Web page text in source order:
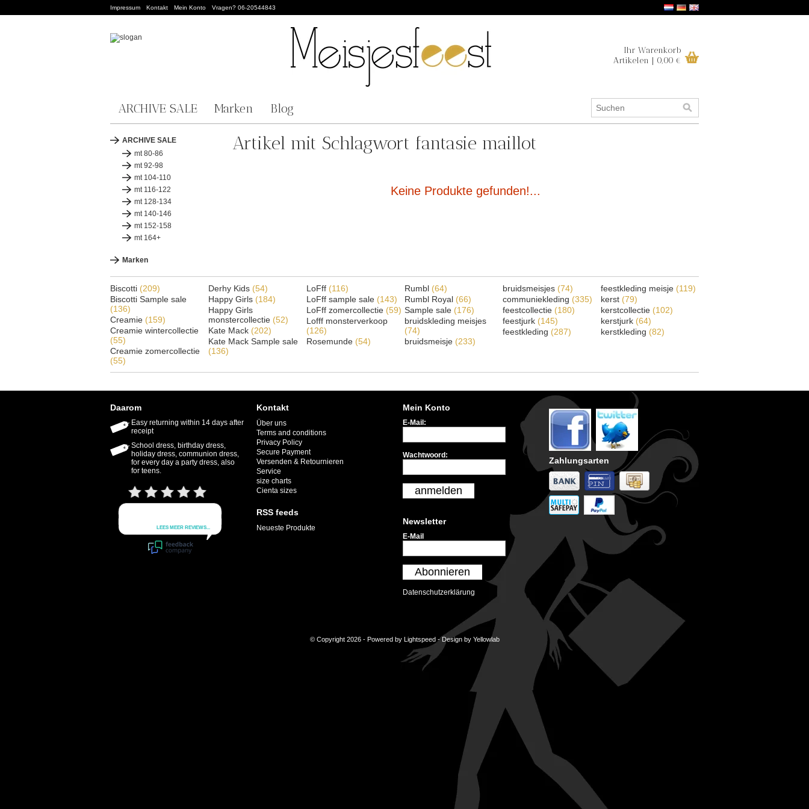
Impressum Kontakt Mein Konto Vragen? 06-20544843
Ihr Warenkorb
Artikelen | 0,00 €
ARCHIVE SALE Marken Blog
ARCHIVE SALE
mt 80-86
mt 92-98
mt 104-110
mt 116-122
mt 128-134
mt 140-146
mt 152-158
mt 164+
Marken
Artikel mit Schlagwort fantasie maillot
Keine Produkte gefunden!...
Biscotti (209)
Biscotti Sample sale
(136)
Creamie (159)
Creamie wintercollectie
(55)
Creamie zomercollectie
(55)
Derhy Kids (54)
Happy Girls (184)
Happy Girls
monstercollectie (52)
Kate Mack (202)
Kate Mack Sample sale
(136)
LoFff (116)
LoFff sample sale (143)
LoFff zomercollectie (59)
Lofff monsterverkoop
(126)
Rosemunde (54)
Rumbl (64)
Rumbl Royal (66)
Sample sale (176)
bruidskleding meisjes
(74)
bruidsmeisje (233)
bruidsmeisjes (74)
communiekleding (335)
feestcollectie (180)
feestjurk (145)
feestkleding (287)
feestkleding meisje (119)
kerst (79)
kerstcollectie (102)
kerstjurk (64)
kerstkleding (82)
Daarom
Easy returning within 14 days after
receipt
School dress, birthday dress,
holiday dress, communion dress,
for every day a party dress, also
for teens.
Kontakt
Über uns
Terms and conditions
Privacy Policy
Secure Payment
Versenden & Retournieren
Service
size charts
Cienta sizes
RSS feeds
Neueste Produkte
Mein Konto
E-Mail:
Wachtwoord:
anmelden
Newsletter
E-Mail
Abonnieren
Datenschutzerklärung
Zahlungsarten
© Copyright 2026 - Powered by Lightspeed- Design by Yellowlab